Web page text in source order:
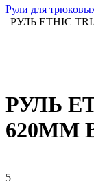
Рули для
РУЛЬ ETHIC
РУЛЬ
620MM
5